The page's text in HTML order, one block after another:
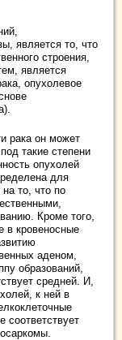
является то, что
строения,
является
опухолевое
рака он может
такие степени
опухолей
для
то, что по
Кроме того,
в кровеносные
аденом,
образований,
средней. И,
к ней в
соответствует